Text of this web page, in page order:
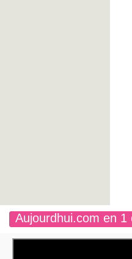
Aujourdhui.com en 1